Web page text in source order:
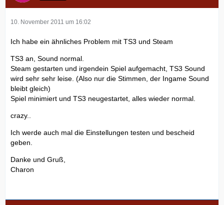
10. November 2011 um 16:02
Ich habe ein ähnliches Problem mit TS3 und Steam
TS3 an, Sound normal.
Steam gestarten und irgendein Spiel aufgemacht, TS3 Sound
wird sehr sehr leise. (Also nur die Stimmen, der Ingame Sound
bleibt gleich)
Spiel minimiert und TS3 neugestartet, alles wieder normal.
crazy..
Ich werde auch mal die Einstellungen testen und bescheid
geben.
Danke und Gruß,
Charon